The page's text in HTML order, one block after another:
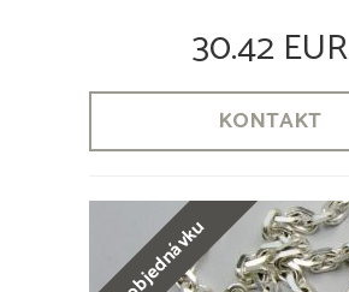
30.42 EUR
KONTAKT